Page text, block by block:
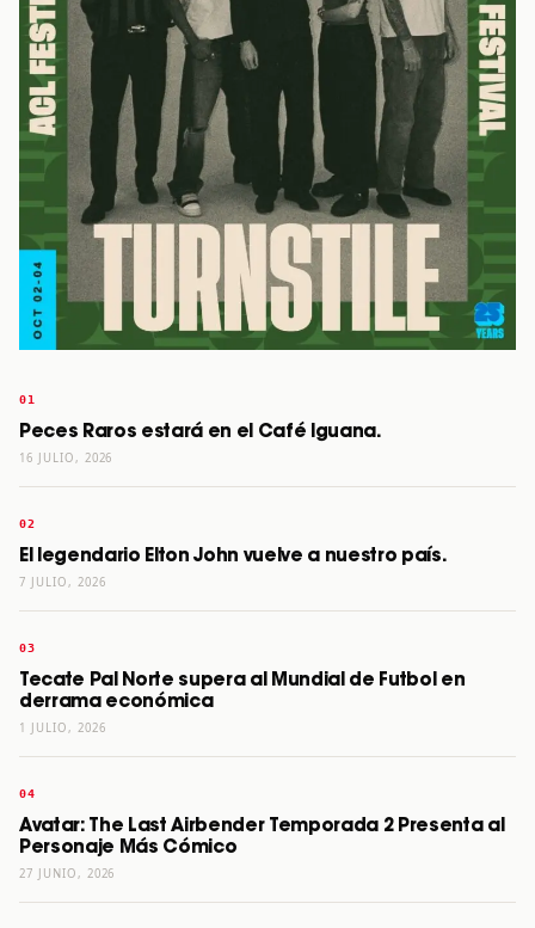
Peces Raros estará en el Café Iguana.
16 JULIO, 2026
El legendario Elton John vuelve a nuestro país.
7 JULIO, 2026
Tecate Pal Norte supera al Mundial de Futbol en
derrama económica
1 JULIO, 2026
Avatar: The Last Airbender Temporada 2 Presenta al
Personaje Más Cómico
27 JUNIO, 2026